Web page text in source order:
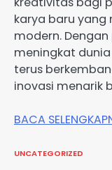
karya baru
modern.
meningkat
terus
inovasi menarik
BACA
UNCATEGORIZED